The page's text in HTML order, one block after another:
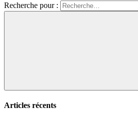
Recherche pour :
Articles récents